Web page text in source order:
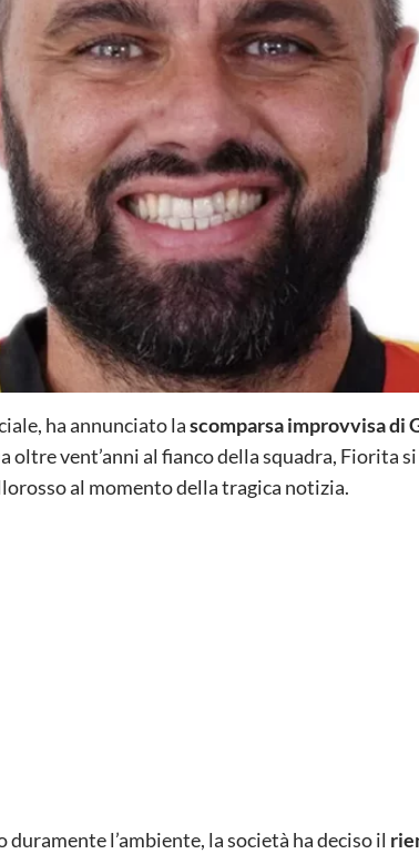
ha annunciato lascomparsa improvvisa di
oltre vent’anni al fianco della squadra, Fiorita
al momento della tragica notizia.
l’ambiente, la società ha deciso il